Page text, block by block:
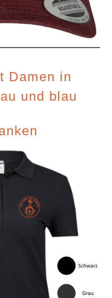
Damen in
und blau